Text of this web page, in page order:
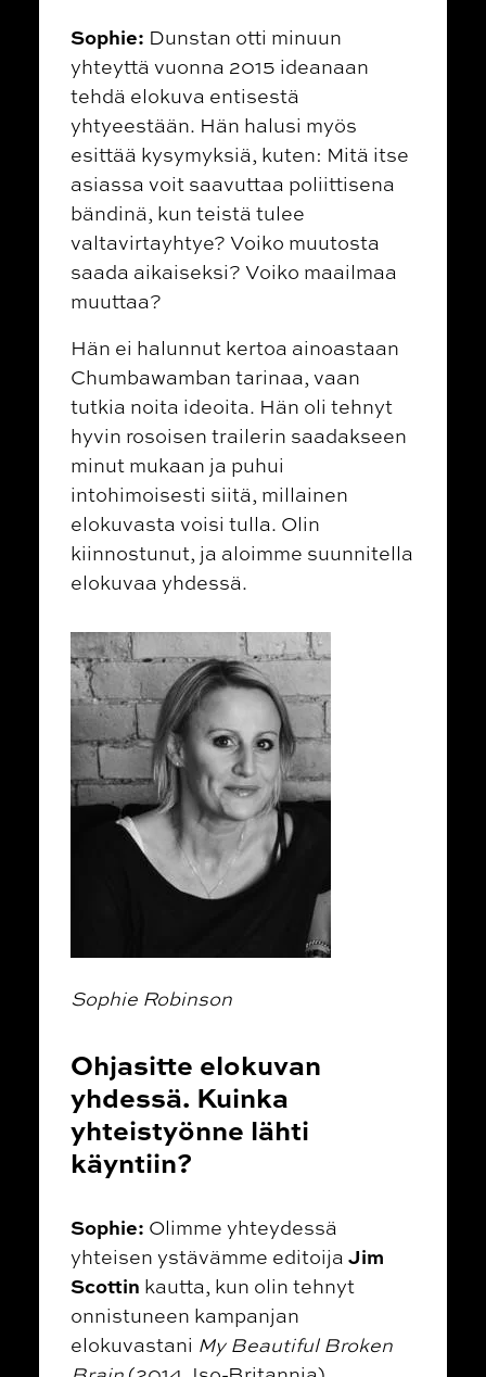
Sophie: Dunstan otti minuun
yhteyttä vuonna 2015 ideanaan
tehdä elokuva entisestä
yhtyeestään. Hän halusi myös
esittää kysymyksiä, kuten: Mitä itse
asiassa voit saavuttaa poliittisena
bändinä, kun teistä tulee
valtavirtayhtye? Voiko muutosta
saada aikaiseksi? Voiko maailmaa
muuttaa?
Hän ei halunnut kertoa ainoastaan
Chumbawamban tarinaa, vaan
tutkia noita ideoita. Hän oli tehnyt
hyvin rosoisen trailerin saadakseen
minut mukaan ja puhui
intohimoisesti siitä, millainen
elokuvasta voisi tulla. Olin
kiinnostunut, ja aloimme suunnitella
elokuvaa yhdessä.
Sophie Robinson
Ohjasitte elokuvan
yhdessä. Kuinka
yhteistyönne lähti
käyntiin?
Sophie: Olimme yhteydessä
yhteisen ystävämme editoija Jim
Scottin kautta, kun olin tehnyt
onnistuneen kampanjan
elokuvastani My Beautiful Broken